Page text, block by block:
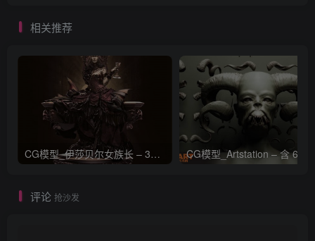
相关推荐
CG模型_伊莎贝尔女族长 – 3D 模型_CGART_模型下载
评论 抢沙发